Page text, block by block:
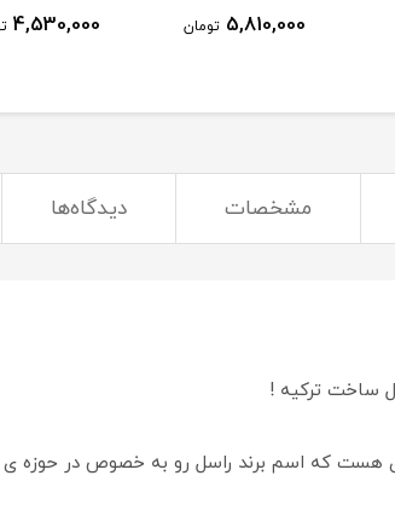
5,810,000 تومان 4,530,000
مشخصات دیدگاه‌ها
ساخت ترکیه !
هست که اسم برند راسل رو به خصوص در حوزه ی